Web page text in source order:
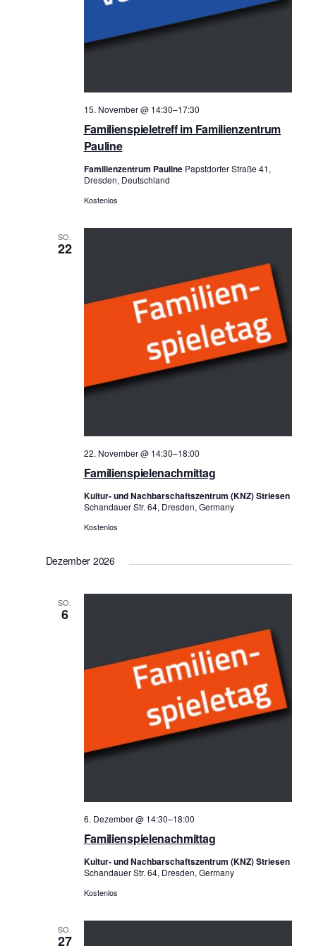
Familienspieletreff im Familienzentrum
Pauline
15. November @ 14:30–17:30
Familienzentrum Pauline Papstdorfer Straße 41,
Dresden, Deutschland
Kostenlos
SO.
22
Familienspielenachmittag
22. November @ 14:30–18:00
Kultur- und Nachbarschaftszentrum (KNZ) Striesen
Schandauer Str. 64, Dresden, Germany
Kostenlos
Dezember 2026
SO.
6
Familienspielenachmittag
6. Dezember @ 14:30–18:00
Kultur- und Nachbarschaftszentrum (KNZ) Striesen
Schandauer Str. 64, Dresden, Germany
Kostenlos
SO.
27